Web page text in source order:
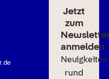
Jetzt
zum
anmelden
Neuigkeiten
rund